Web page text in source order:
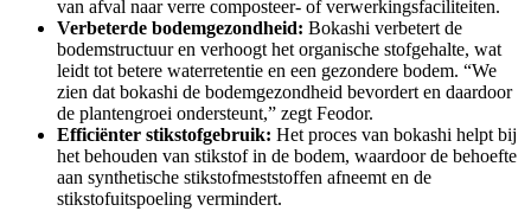
van afval naar verre composteer- of verwerkingsfaciliteiten.
Verbeterde bodemgezondheid: Bokashi verbetert de
bodemstructuur en verhoogt het organische stofgehalte, wat
leidt tot betere waterretentie en een gezondere bodem. “We
zien dat bokashi de bodemgezondheid bevordert en daardoor
de plantengroei ondersteunt,” zegt Feodor.
Efficiënter stikstofgebruik: Het proces van bokashi helpt bij
het behouden van stikstof in de bodem, waardoor de behoefte
aan synthetische stikstofmeststoffen afneemt en de
stikstofuitspoeling vermindert.